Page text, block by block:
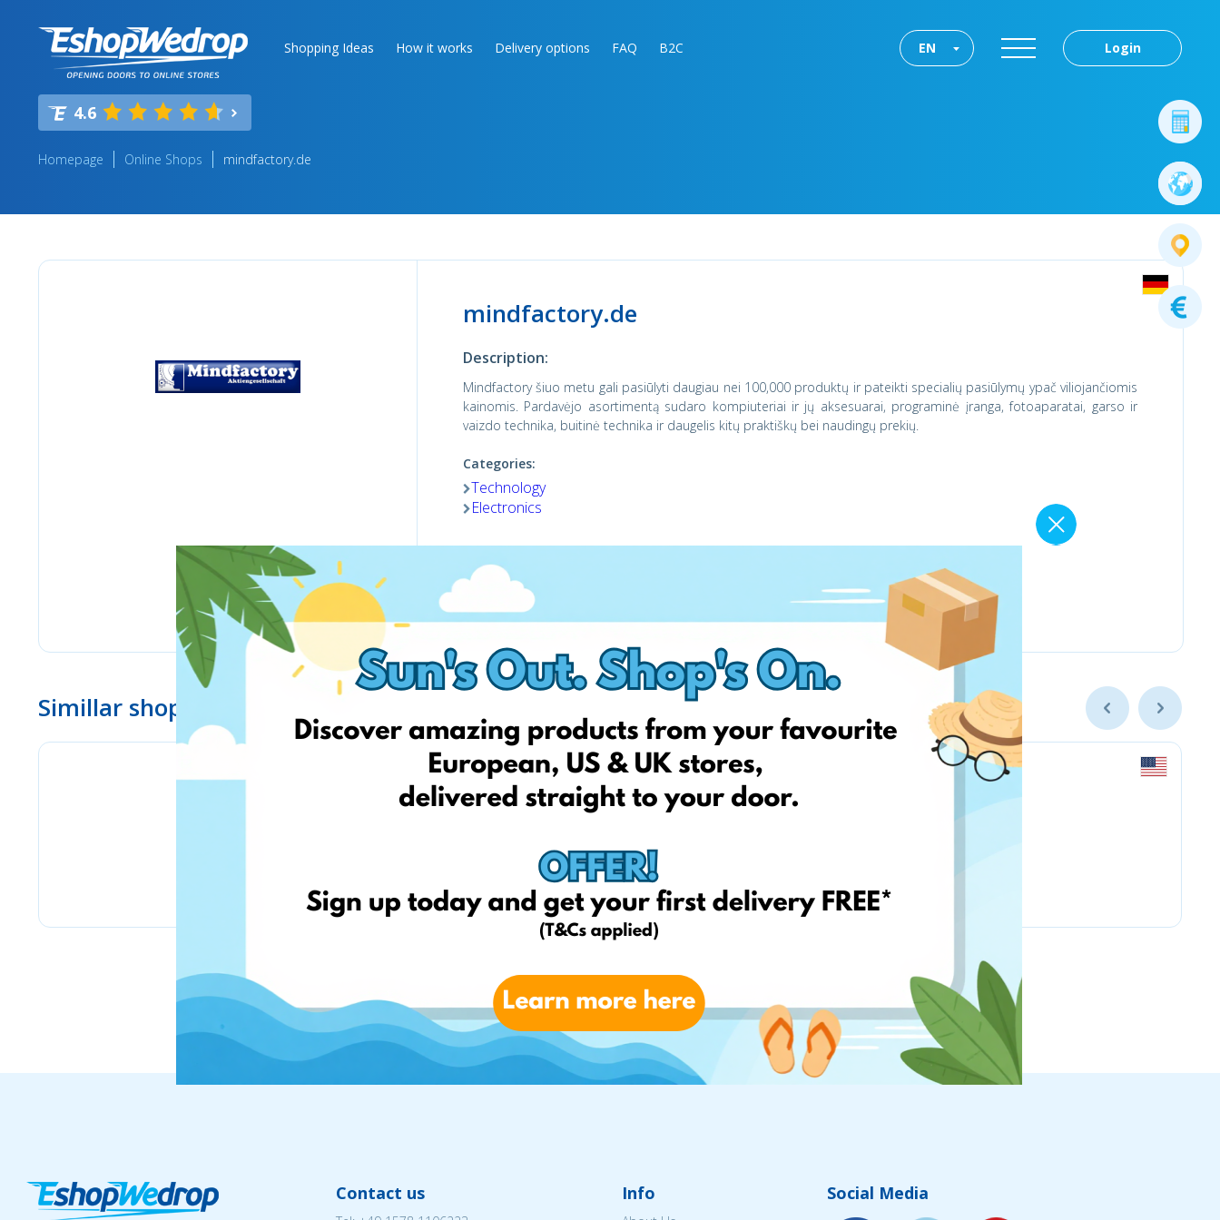
Shopping Ideas How it works Delivery options FAQ B2C Login
EN
4.6
Homepage Online Shops mindfactory.de
mindfactory.de
Description:
Mindfactory šiuo metu gali pasiūlyti daugiau nei 100,000 produktų ir pateikti specialių pasiūlymų ypač viliojančiomis
kainomis. Pardavėjo asortimentą sudaro kompiuteriai ir jų aksesuarai, programinė įranga, fotoaparatai, garso ir
vaizdo technika, buitinė technika ir daugelis kitų praktiškų bei naudingų prekių.
Categories:
Technology
Electronics
Shop now
Simillar shops
Contact us Info Social Media